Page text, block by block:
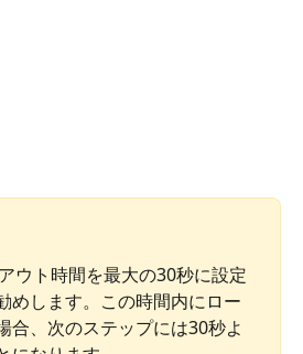
ウト時間を最大の30秒に設定
めします。この時間内にロー
合、次のステップには30秒よ